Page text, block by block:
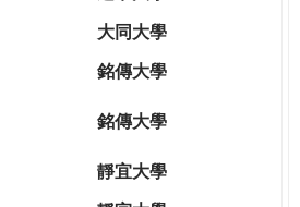
大同大學
銘傳大學
銘傳大學
靜宜大學